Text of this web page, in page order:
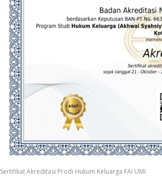
Sertifikat Akreditasi Prodi Hukum Keluarga FAI UMI.